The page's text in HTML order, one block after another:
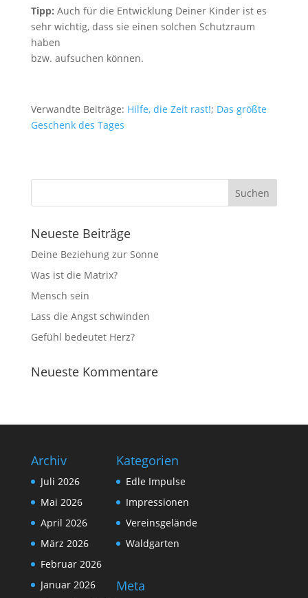
Tipp: Auch für die Entwicklung Deiner Kinder ist es
sehr wichtig, dass sie einen solchen Schutzraum
haben
bzw. aufsuchen können.
Verwandte Beiträge: Hilfe, die Zeit rast!; Das größte
Geschenk des Tages
Neueste Beiträge
Deine Beziehung zur Sonne
Was ist die Matrix?
Mensch sein
Lass die Angst schwinden
Gefühl bedeutet Herz?
Neueste Kommentare
Archiv
Juli 2026
Mai 2026
April 2026
März 2026
Februar 2026
Januar 2026
Kategorien
Edle Impulse
Impressionen
Vereinsgelände
Waldgarten
Meta